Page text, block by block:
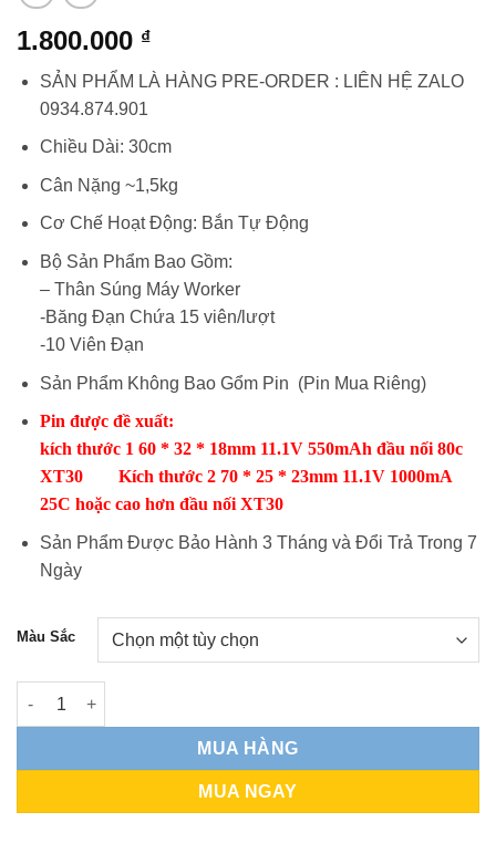
1.800.000 ₫
SẢN PHẨM LÀ HÀNG PRE-ORDER : LIÊN HỆ ZALO
0934.874.901
Chiều Dài: 30cm
Cân Nặng ~1,5kg
Cơ Chế Hoạt Động: Bắn Tự Động
Bộ Sản Phẩm Bao Gồm:
– Thân Súng Máy Worker
-Băng Đạn Chứa 15 viên/lượt
-10 Viên Đạn
Sản Phẩm Không Bao Gổm Pin (Pin Mua Riêng)
Pin được đề xuất:
kích thước 1 60 * 32 * 18mm 11.1V 550mAh đầu nối 80c
XT30
Kích thước 2 70 * 25 * 23mm 11.1V 1000mA
25C hoặc cao hơn đầu nối XT30
Sản Phẩm Được Bảo Hành 3 Tháng và Đổi Trả Trong 7
Ngày
Màu Sắc
Súng Máy Bắn Đạn Xốp WORKER số lượng
MUA HÀNG
MUA NGAY